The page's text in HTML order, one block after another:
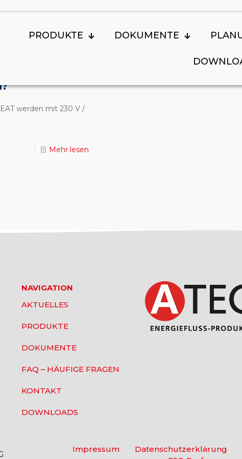
PRODUKTE DOKUMENTE
eHEAT
werden mit 230 V /
Mehr lesen
NAVIGATION
AKTUELLES
PRODUKTE
DOKUMENTE
FAQ – HÄUFIGE FRAGEN
KONTAKT
DOWNLOADS
Impressum Datenschutzerklärung